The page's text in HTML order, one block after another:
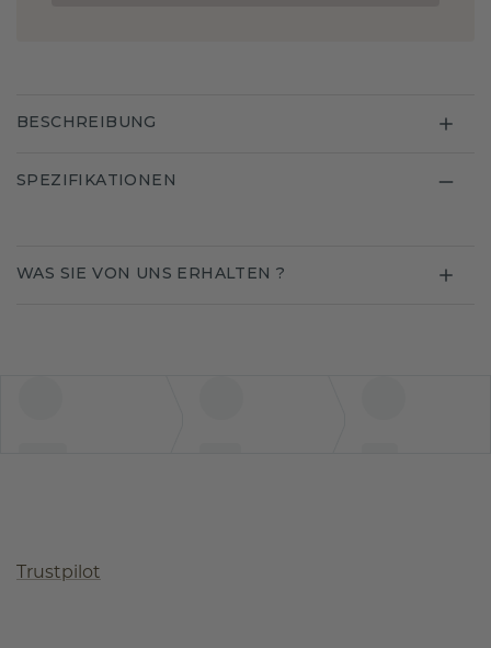
BESCHREIBUNG
SPEZIFIKATIONEN
WAS SIE VON UNS ERHALTEN ?
Trustpilot